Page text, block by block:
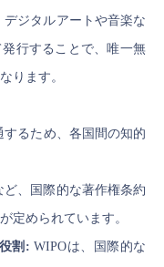
デジタルアートや音楽な
行することで、唯一無
ります。
るため、各国間の知的
ど、国際的な著作権条約
定められています。
割: WIPOは、国際的な